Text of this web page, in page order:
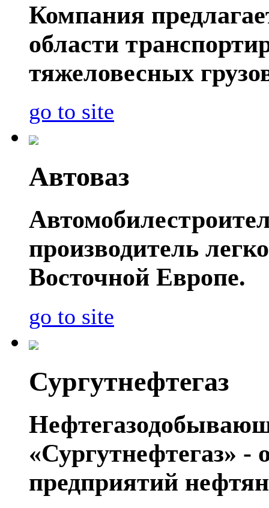
Компания
области
тяжеловесных
go to site
Автоваз
производитель
Восточной Европе.
go to site
Сургутнефтегаз
«Сургутнефтегаз» -
предприятий